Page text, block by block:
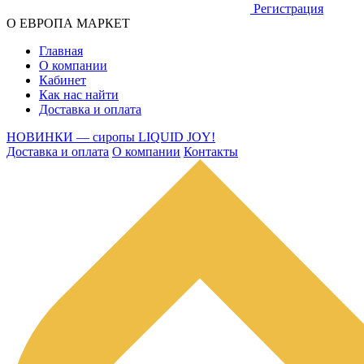
Регистрация
О ЕВРОПА МАРКЕТ
Главная
О компании
Кабинет
Как нас найти
Доставка и оплата
НОВИНКИ — сиропы LIQUID JOY!
Доставка и оплата О компании Контакты